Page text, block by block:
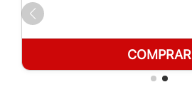
COMPRAR